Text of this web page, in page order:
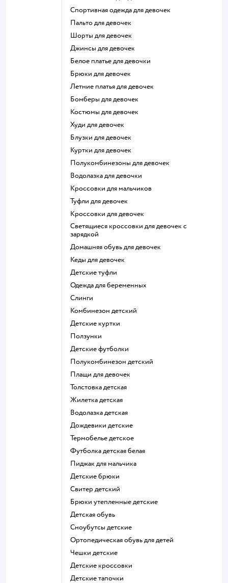
Спортивная одежда для девочек
Пальто для девочек
Шорты для девочек
Джинсы для девочек
Белое платье для девочки
Брюки для девочек
Летние платья для девочек
Бомберы для девочек
Костюмы для девочек
Худи для девочек
Блузки для девочек
Куртки для девочек
Полукомбинезоны для девочек
Водолазка для девочки
Кроссовки для мальчиков
Туфли для девочек
Кроссовки для девочек
Светящиеся кроссовки для девочек с
зарядкой
Домашняя обувь для девочек
Кеды для девочек
Детские туфли
Одежда для беременных
Слинги
Комбинезон детский
Детские куртки
Ползунки
Детские футболки
Полукомбинезон детский
Плащи для девочек
Толстовка детская
Жилетка детская
Водолазка детская
Дождевики детские
Термобелье детское
Футболка детская белая
Пиджак для мальчика
Детские брюки
Свитер детский
Брюки утепленные детские
Детская обувь
Сноубутсы детские
Ортопедическая обувь для детей
Чешки детские
Детские кроссовки
Детские тапочки